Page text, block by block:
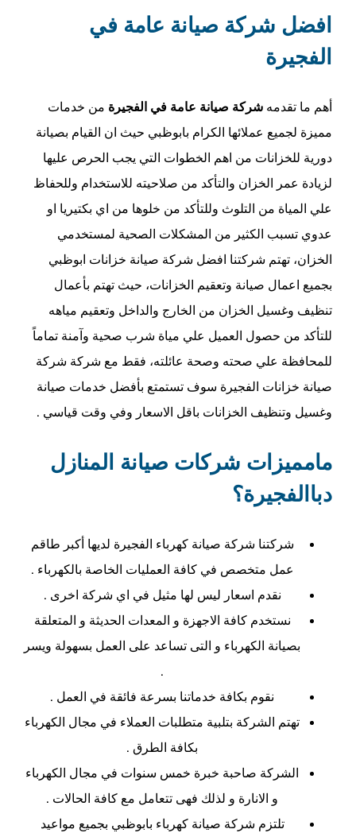
افضل شركة صيانة عامة في
الفجيرة
أهم ما تقدمه شركة صيانة عامة في الفجيرة من خدمات
مميزة لجميع عملائها الكرام بابوظبي حيث ان القيام بصيانة
دورية للخزانات من اهم الخطوات التي يجب الحرص عليها
لزيادة عمر الخزان والتأكد من صلاحيته للاستخدام وللحفاظ
علي المياة من التلوث وللتأكد من خلوها من اي بكتيريا او
عدوي تسبب الكثير من المشكلات الصحية لمستخدمي
الخزان، تهتم شركتنا افضل شركة صيانة خزانات ابوظبي
بجميع اعمال صيانة وتعقيم الخزانات، حيث تهتم بأعمال
تنظيف وغسيل الخزان من الخارج والداخل وتعقيم مياهه
للتأكد من حصول العميل علي مياة شرب صحية وآمنة تماماً
للمحافظة علي صحته وصحة عائلته، فقط مع شركة شركة
صيانة خزانات الفجيرة سوف تستمتع بأفضل خدمات صيانة
وغسيل وتنظيف الخزانات باقل الاسعار وفي وقت قياسي .
مامميزات شركات صيانة المنازل
دباالفجيرة؟
شركتنا شركة صيانة كهرباء الفجيرة لديها أكبر طاقم
عمل متخصص في كافة العمليات الخاصة بالكهرباء .
نقدم اسعار ليس لها مثيل في اي شركة اخرى .
نستخدم كافة الاجهزة و المعدات الحديثة و المتعلقة
بصيانة الكهرباء و التى تساعد على العمل بسهولة ويسر
.
نقوم بكافة خدماتنا بسرعة فائقة في العمل .
تهتم الشركة بتلبية متطلبات العملاء في مجال الكهرباء
بكافة الطرق .
الشركة صاحبة خبرة خمس سنوات في مجال الكهرباء
و الانارة و لذلك فهى تتعامل مع كافة الحالات .
تلتزم شركة صيانة كهرباء بابوظبي بجميع مواعيد